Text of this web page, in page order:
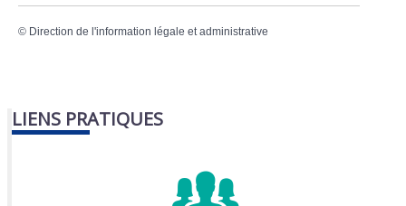
© Direction de l'information légale et administrative
LIENS PRATIQUES